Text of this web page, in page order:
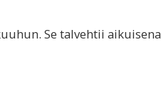
Se talvehtii